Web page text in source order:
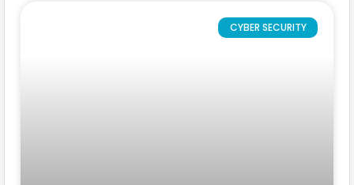
CYBER SECURITY